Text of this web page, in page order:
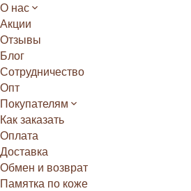
О нас
Акции
Отзывы
Блог
Сотрудничество
Опт
Покупателям
Как заказать
Оплата
Доставка
Обмен и возврат
Памятка по коже